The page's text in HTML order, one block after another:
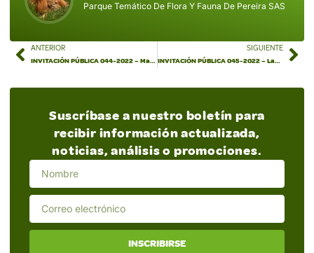
Parque Temático De Flora Y Fauna De Pereira SAS
ANTERIOR
INVITACIÓN PÚBLICA 044-2022 – Material de río
SIGUIENTE
INVITACIÓN PÚBLICA 045-2022 – Laboratorio
Suscríbase a nuestro boletín para
recibir información actualizada,
noticias, análisis o promociones.
INSCRIBIRSE